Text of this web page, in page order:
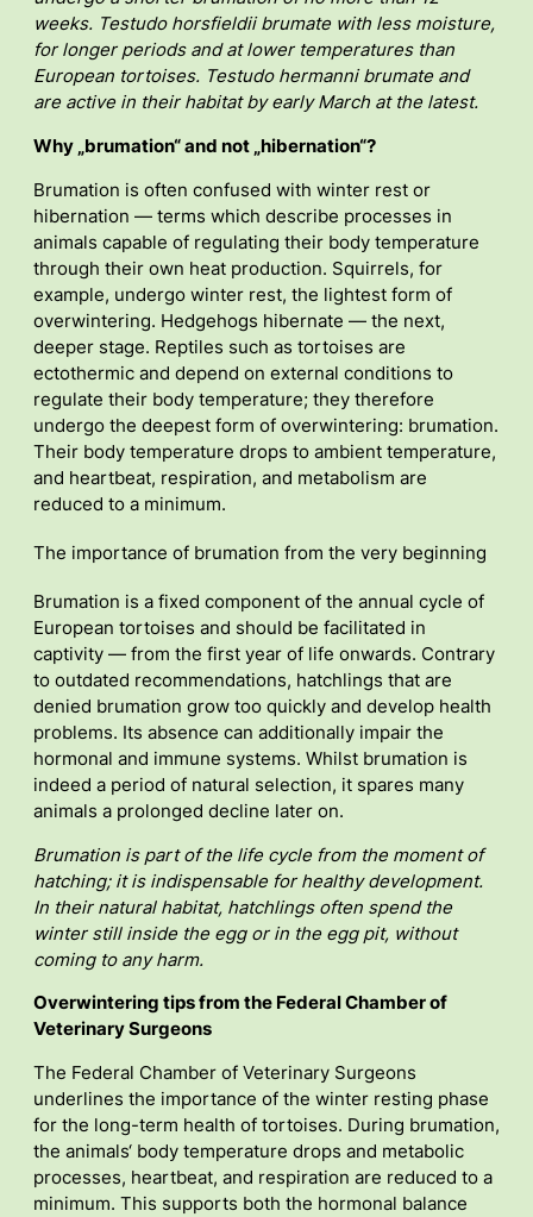
weeks. Testudo horsfieldii brumate with less moisture,
for longer periods and at lower temperatures than
European tortoises. Testudo hermanni brumate and
are active in their habitat by early March at the latest.
Why „brumation“ and not „hibernation“?
Brumation is often confused with winter rest or
hibernation — terms which describe processes in
animals capable of regulating their body temperature
through their own heat production. Squirrels, for
example, undergo winter rest, the lightest form of
overwintering. Hedgehogs hibernate — the next,
deeper stage. Reptiles such as tortoises are
ectothermic and depend on external conditions to
regulate their body temperature; they therefore
undergo the deepest form of overwintering: brumation.
Their body temperature drops to ambient temperature,
and heartbeat, respiration, and metabolism are
reduced to a minimum.
The importance of brumation from the very beginning
Brumation is a fixed component of the annual cycle of
European tortoises and should be facilitated in
captivity — from the first year of life onwards. Contrary
to outdated recommendations, hatchlings that are
denied brumation grow too quickly and develop health
problems. Its absence can additionally impair the
hormonal and immune systems. Whilst brumation is
indeed a period of natural selection, it spares many
animals a prolonged decline later on.
Brumation is part of the life cycle from the moment of
hatching; it is indispensable for healthy development.
In their natural habitat, hatchlings often spend the
winter still inside the egg or in the egg pit, without
coming to any harm.
Overwintering tips from the Federal Chamber of
Veterinary Surgeons
The Federal Chamber of Veterinary Surgeons
underlines the importance of the winter resting phase
for the long-term health of tortoises. During brumation,
the animals‘ body temperature drops and metabolic
processes, heartbeat, and respiration are reduced to a
minimum. This supports both the hormonal balance